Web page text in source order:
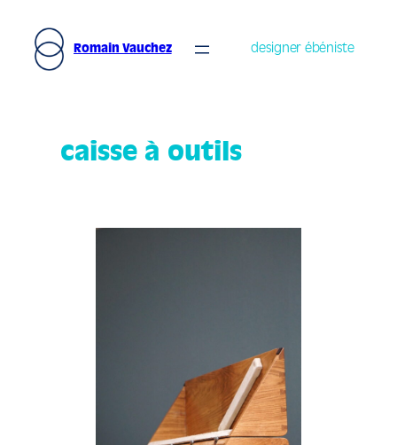
contenu
Romain Vauchez designer ébéniste
caisse à outils